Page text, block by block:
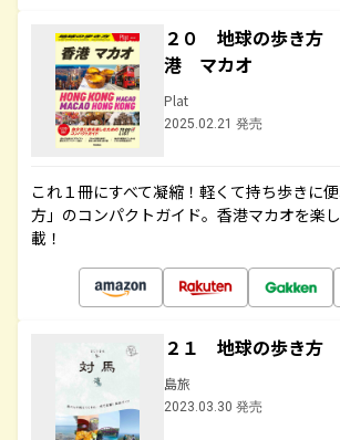
２０ 地球の歩き
港 マカオ
Plat
2025.02.21 発売
これ１冊にすべて凝縮！軽くて持ち歩きに
方」のコンパクトガイド。香港マカオを楽
載！
２１ 地球の歩き
島旅
2023.03.30 発売